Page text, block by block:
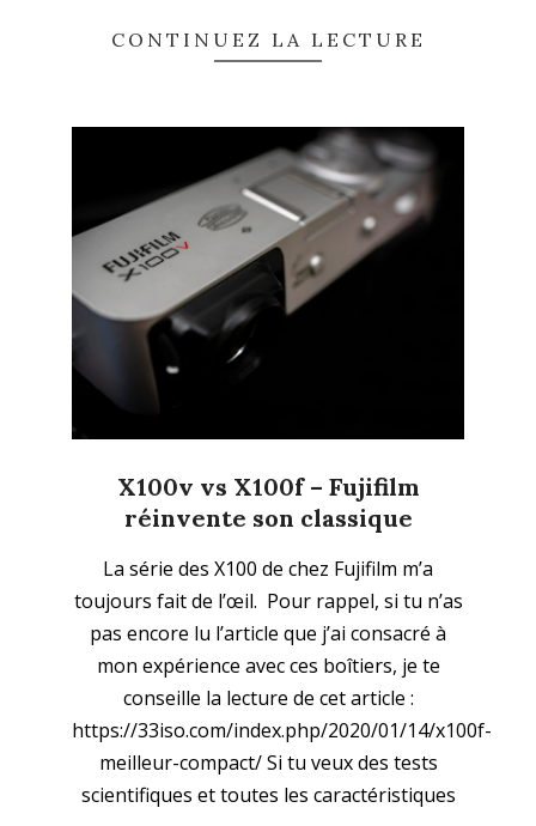
CONTINUEZ LA LECTURE
X100v vs X100f – Fujifilm
réinvente son classique
30
La série des X100 de chez Fujifilm m’a
toujours fait de l’œil. Pour rappel, si tu n’as
pas encore lu l’article que j’ai consacré à
mon expérience avec ces boîtiers, je te
conseille la lecture de cet article :
https://33iso.com/index.php/2020/01/14/x100f-
meilleur-compact/ Si tu veux des tests
scientifiques et toutes les caractéristiques